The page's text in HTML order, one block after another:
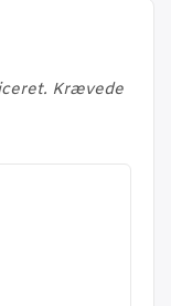
Krævede